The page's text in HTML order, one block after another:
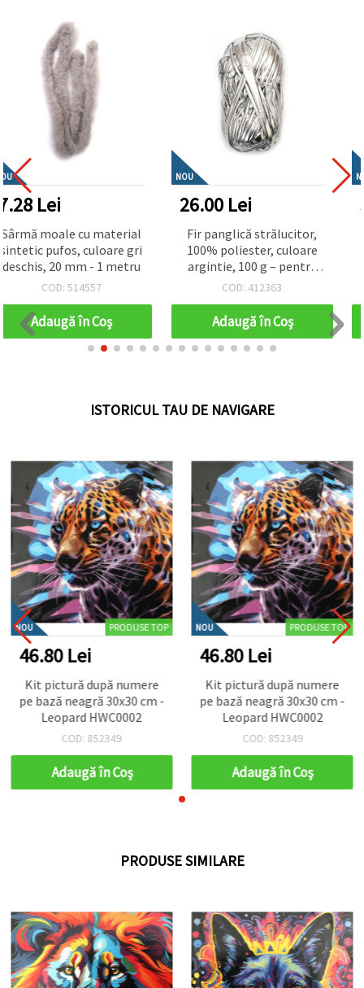
NOU
26.00 Lei
Fir panglică strălucitor,
100% poliester, culoare
argintie, 100 g – pentru
tricotat și diverse
handmade/croșetat
COD: 412363
Adaugă în Coş
NOU
5.20 Lei
Țiglă pătrată din lemn
100x100x7 mm pentru
decor
COD: 831961
Adaugă în Coş
ISTORICUL TAU DE NAVIGARE
NOU PRODUSE TOP
46.80 Lei
Kit pictură după numere
pe bază neagră 30x30 cm -
Leopard HWC0002
COD: 852349
Adaugă în Coş
NOU PRODUSE TOP
46.80 Lei
Kit pictură după numere
pe bază neagră 30x30 cm -
Leopard HWC0002
COD: 852349
Adaugă în Coş
PRODUSE SIMILARE